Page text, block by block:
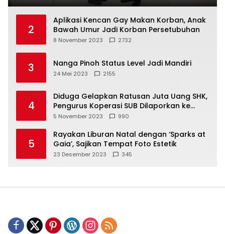
2
Aplikasi Kencan Gay Makan Korban, Anak
Bawah Umur Jadi Korban Persetubuhan
8 November 2023 2732
3 Nanga Pinoh Status Level Jadi Mandiri
24 Mei 2023 2155
4
Diduga Gelapkan Ratusan Juta Uang SHK,
Pengurus Koperasi SUB Dilaporkan ke
Polisi
5 November 2023 990
5
Rayakan Liburan Natal dengan ‘Sparks at
Gaia’, Sajikan Tempat Foto Estetik
23 Desember 2023 345